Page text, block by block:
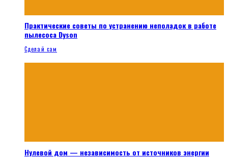
Практические советы по устранению неполадок в работе
пылесоса Dyson
Сделай сам
Нулевой дом — независимость от источников энергии